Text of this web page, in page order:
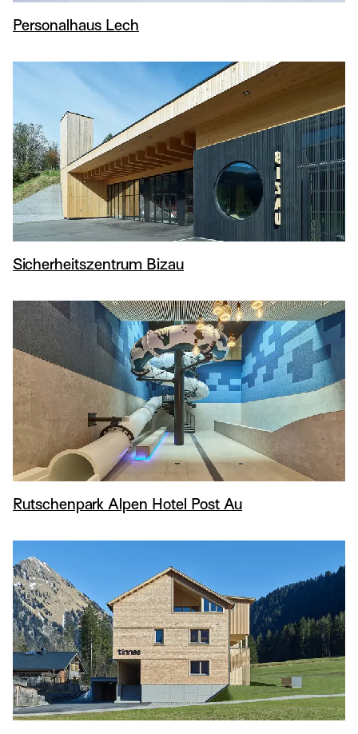
Personalhaus Lech
Sicherheitszentrum Bizau
Rutschenpark Alpen Hotel Post Au